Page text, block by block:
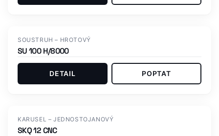
SOUSTRUH – HROTOVÝ
SU 100 H/8000
DETAIL POPTAT
KARUSEL – JEDNOSTOJANOVÝ
SKQ 12 CNC